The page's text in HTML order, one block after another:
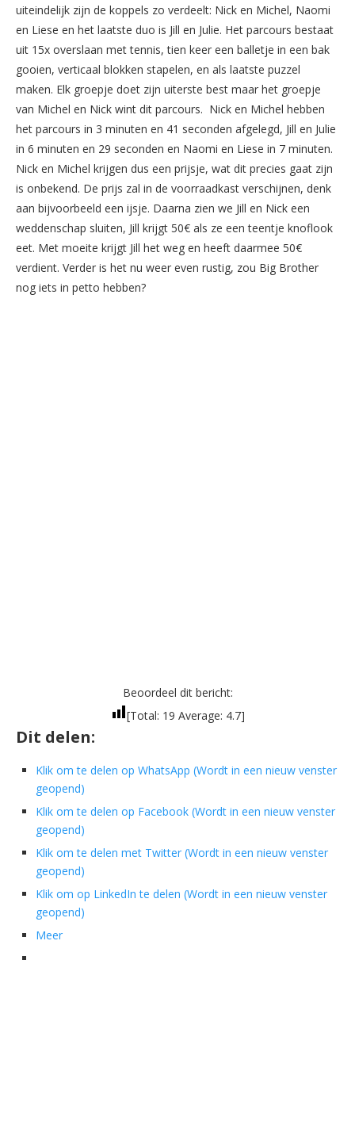
uiteindelijk zijn de koppels zo verdeelt: Nick en Michel, Naomi
en Liese en het laatste duo is Jill en Julie. Het parcours bestaat
uit 15x overslaan met tennis, tien keer een balletje in een bak
gooien, verticaal blokken stapelen, en als laatste puzzel
maken. Elk groepje doet zijn uiterste best maar het groepje
van Michel en Nick wint dit parcours. Nick en Michel hebben
het parcours in 3 minuten en 41 seconden afgelegd, Jill en Julie
in 6 minuten en 29 seconden en Naomi en Liese in 7 minuten.
Nick en Michel krijgen dus een prijsje, wat dit precies gaat zijn
is onbekend. De prijs zal in de voorraadkast verschijnen, denk
aan bijvoorbeeld een ijsje. Daarna zien we Jill en Nick een
weddenschap sluiten, Jill krijgt 50€ als ze een teentje knoflook
eet. Met moeite krijgt Jill het weg en heeft daarmee 50€
verdient. Verder is het nu weer even rustig, zou Big Brother
nog iets in petto hebben?
Beoordeel dit bericht:
[Total: 19 Average: 4.7]
Dit delen:
Klik om te delen op WhatsApp (Wordt in een nieuw venster
geopend)
Klik om te delen op Facebook (Wordt in een nieuw venster
geopend)
Klik om te delen met Twitter (Wordt in een nieuw venster
geopend)
Klik om op LinkedIn te delen (Wordt in een nieuw venster
geopend)
Meer